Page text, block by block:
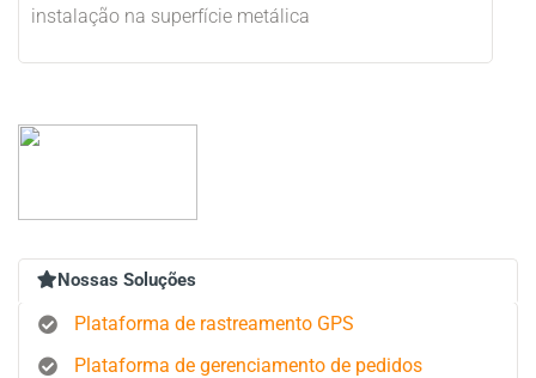
instalação na superfície metálica
Nossas Soluções
Plataforma de rastreamento GPS
Plataforma de gerenciamento de pedidos